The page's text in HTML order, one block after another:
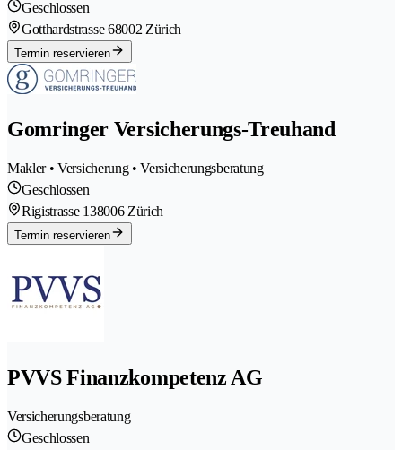
Geschlossen
Gotthardstrasse 68002 Zürich
Termin reservieren
Gomringer Versicherungs-Treuhand
Makler • Versicherung • Versicherungsberatung
Geschlossen
Rigistrasse 138006 Zürich
Termin reservieren
PVVS Finanzkompetenz AG
Versicherungsberatung
Geschlossen